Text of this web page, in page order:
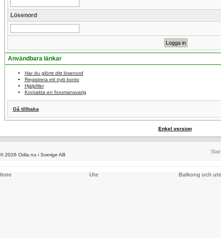
Lösenord
Användbara länkar
Har du glömt ditt lösenord
Registrera ett nytt konto
Hjälpfiler
Kontakta en forumansvarig
Gå tillbaka
Enkel version
© 2026 Odla.nu i Sverige AB
Inne Ute Balkong och